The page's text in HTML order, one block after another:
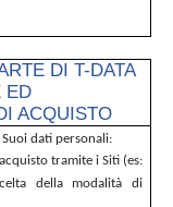
DI T-DATA
ED
ACQUISTO
dati personali:
tramite i Siti (es:
della modalità di